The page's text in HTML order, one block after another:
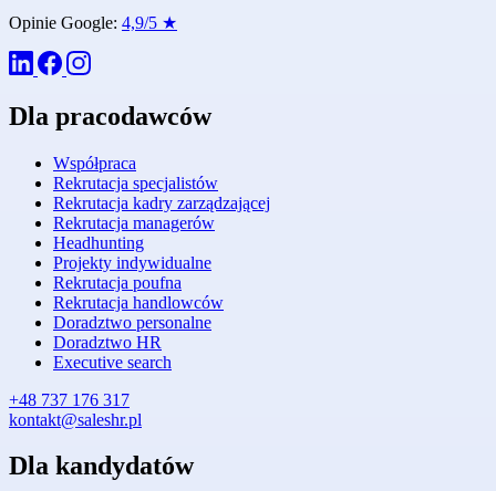
Opinie Google: 4,9/5 ★
Dla pracodawców
Współpraca
Rekrutacja specjalistów
Rekrutacja kadry zarządzającej
Rekrutacja managerów
Headhunting
Projekty indywidualne
Rekrutacja poufna
Rekrutacja handlowców
Doradztwo personalne
Doradztwo HR
Executive search
+48 737 176 317
kontakt@saleshr.pl
Dla kandydatów